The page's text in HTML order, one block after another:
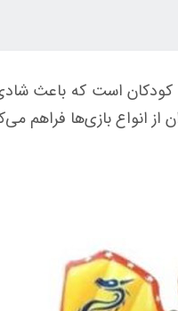
کودکان است که باعث
انواع بازی‌ها فراهم